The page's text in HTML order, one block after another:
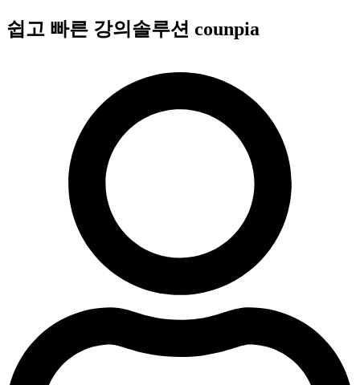
콘
텐
쉽고 빠른 강의솔루션 counpia